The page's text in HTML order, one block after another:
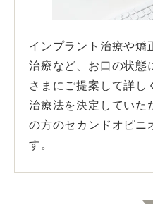
インプラント治療や矯
治療など、お口の状態
さまにご提案して詳し
治療法を決定していた
の方のセカンドオピニ
す。